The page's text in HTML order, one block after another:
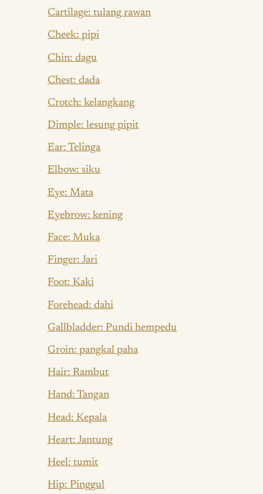
Cartilage: tulang rawan
Cheek: pipi
Chin: dagu
Chest: dada
Crotch: kelangkang
Dimple: lesung pipit
Ear: Telinga
Elbow: siku
Eye: Mata
Eyebrow: kening
Face: Muka
Finger: Jari
Foot: Kaki
Forehead: dahi
Gallbladder: Pundi hempedu
Groin: pangkal paha
Hair: Rambut
Hand: Tangan
Head: Kepala
Heart: Jantung
Heel: tumit
Hip: Pinggul